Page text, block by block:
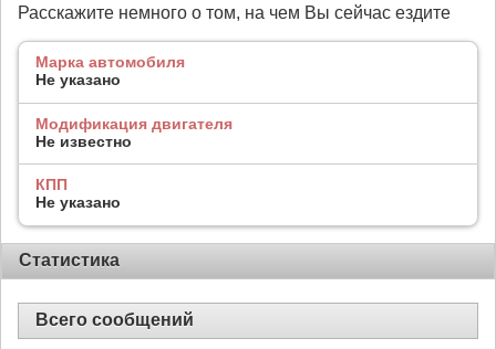
Расскажите немного о том, на чем Вы сейчас ездите
Марка автомобиля
Не указано
Модификация двигателя
Не известно
КПП
Не указано
Статистика
Всего сообщений